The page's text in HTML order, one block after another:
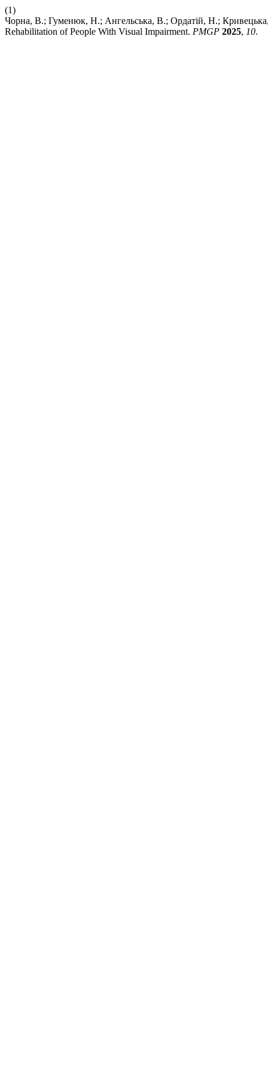
(1)
Чорна, В.; Гуменюк, Н.; Ангельська, В.; Ордатій, Н.;
Rehabilitation of People With Visual Impairment. PMGP 2025, 10.